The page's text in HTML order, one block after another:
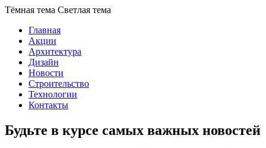
Тёмная тема Светлая тема
Главная
Акции
Архитектура
Дизайн
Новости
Строительство
Технологии
Контакты
Будьте в курсе самых важных новостей